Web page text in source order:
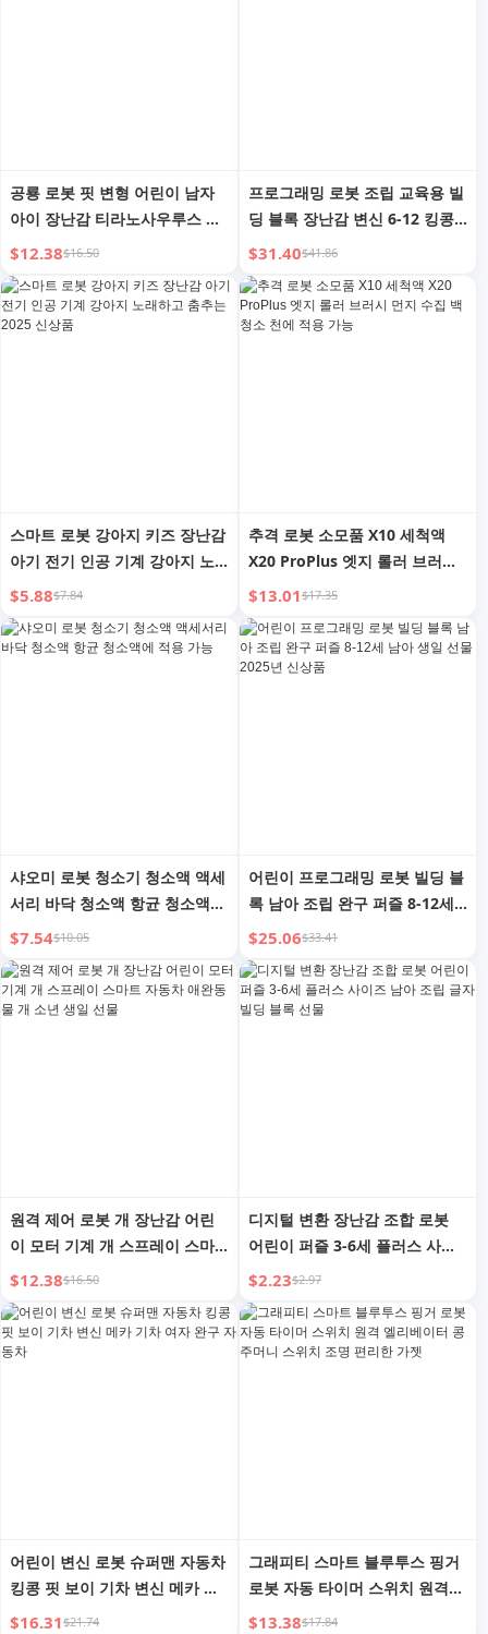
공룡 로봇 핏 변형 어린이 남자
아이 장난감 티라노사우루스 킹
콩 메카 모델 6 퍼즐 8-12세
$12.38$16.50
프로그래밍 로봇 조립 교육용 빌
딩 블록 장난감 변신 6-12 킹콩
10세 10 남아 새해 및 생일 선물
$31.40$41.86
스마트 로봇 강아지 키즈 장난감
아기 전기 인공 기계 강아지 노
래하고 춤추는 2025 신상품
$5.88$7.84
추격 로봇 소모품 X10 세척액
X20 ProPlus 엣지 롤러 브러시
먼지 수집 백 청소 천에 적용 가
능
$13.01$17.35
샤오미 로봇 청소기 청소액 액세
서리 바닥 청소액 항균 청소액에
적용 가능
$7.54$10.05
어린이 프로그래밍 로봇 빌딩 블
록 남아 조립 완구 퍼즐 8-12세
남아 생일 선물 2025년 신상품
$25.06$33.41
원격 제어 로봇 개 장난감 어린
이 모터 기계 개 스프레이 스마
트 자동차 애완동물 개 소년 생
일 선물
$12.38$16.50
디지털 변환 장난감 조합 로봇
어린이 퍼즐 3-6세 플러스 사이
즈 남아 조립 글자 빌딩 블록 선
물
$2.23$2.97
어린이 변신 로봇 슈퍼맨 자동차
킹콩 핏 보이 기차 변신 메카 기
차 여자 완구 자동차
$16.31$21.74
그래피티 스마트 블루투스 핑거
로봇 자동 타이머 스위치 원격
엘리베이터 콩 주머니 스위치 조
$13.38$17.84